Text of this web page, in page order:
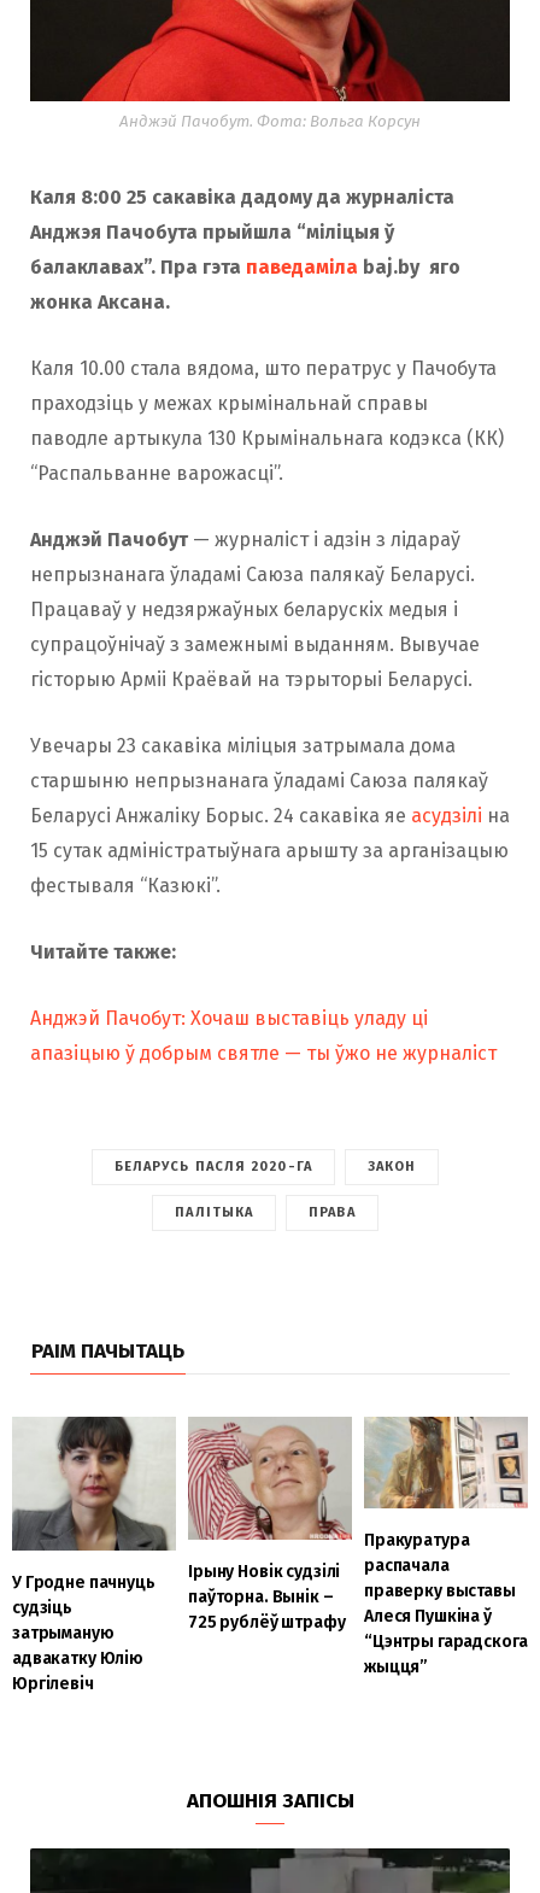
Анджэй Пачобут. Фота: Вольга Корсун
Каля 8:00 25 сакавіка дадому да журналіста
Анджэя Пачобута прыйшла “міліцыя ў
балаклавах”. Пра гэта паведаміла baj.by яго
жонка Аксана.
Каля 10.00 стала вядома, што ператрус у Пачобута
праходзіць у межах крымінальнай справы
паводле артыкула 130 Крымінальнага кодэкса (КК)
“Распальванне варожасці”.
Анджэй Пачобут — журналіст і адзін з лідараў
непрызнанага ўладамі Саюза палякаў Беларусі.
Працаваў у недзяржаўных беларускіх медыя і
супрацоўнічаў з замежнымі выданням. Вывучае
гісторыю Арміі Краёвай на тэрыторыі Беларусі.
Увечары 23 сакавіка міліцыя затрымала дома
старшыню непрызнанага ўладамі Саюза палякаў
Беларусі Анжаліку Борыс. 24 сакавіка яе асудзілі на
15 сутак адміністратыўнага арышту за арганізацыю
фестываля “Казюкі”.
Читайте также:
Анджэй Пачобут: Хочаш выставіць уладу ці
апазіцыю ў добрым святле — ты ўжо не журналіст
БЕЛАРУСЬ ПАСЛЯ 2020-ГА ЗАКОН
ПАЛІТЫКА ПРАВА
РАІМ ПАЧЫТАЦЬ
У Гродне пачнуць
судзіць
затрыманую
адвакатку Юлію
Юргілевіч
Ірыну Новік судзілі
паўторна. Вынік –
725 рублёў штрафу
Пракуратура
распачала
праверку выставы
Алеся Пушкіна ў
“Цэнтры гарадскога
жыцця”
АПОШНІЯ ЗАПІСЫ